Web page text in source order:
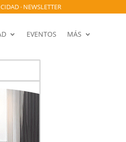
· NEWSLETTER
EVENTOS MÁS